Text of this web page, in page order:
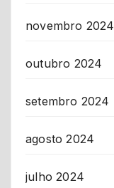
novembro 2024
outubro 2024
setembro 2024
agosto 2024
julho 2024